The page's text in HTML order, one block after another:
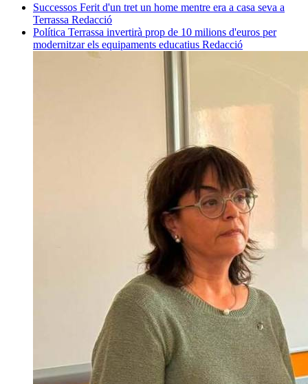
Successos Ferit d'un tret un home mentre era a casa seva a
Terrassa Redacció
Política Terrassa invertirà prop de 10 milions d'euros per
modernitzar els equipaments educatius Redacció